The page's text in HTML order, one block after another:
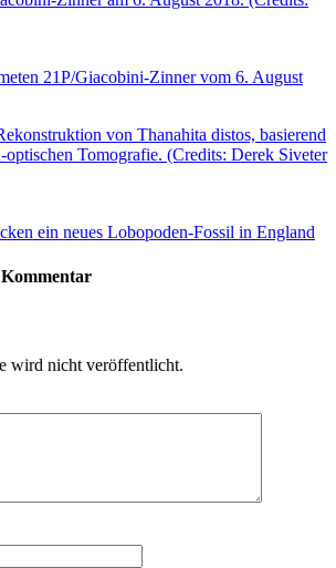
21P/Giacobini-Zinner vom 6. August
ein neues Lobopoden-Fossil in England
Kommentar
wird nicht veröffentlicht.